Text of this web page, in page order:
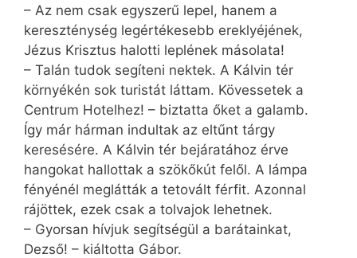
– Az nem csak egyszerű lepel, hanem a
kereszténység legértékesebb ereklyéjének,
Jézus Krisztus halotti leplének másolata!
– Talán tudok segíteni nektek. A Kálvin tér
környékén sok turistát láttam. Kövessetek a
Centrum Hotelhez! – biztatta őket a galamb.
Így már hárman indultak az eltűnt tárgy
keresésére. A Kálvin tér bejáratához érve
hangokat hallottak a szökőkút felől. A lámpa
fényénél meglátták a tetovált férfit. Azonnal
rájöttek, ezek csak a tolvajok lehetnek.
– Gyorsan hívjuk segítségül a barátainkat,
Dezső! – kiáltotta Gábor.